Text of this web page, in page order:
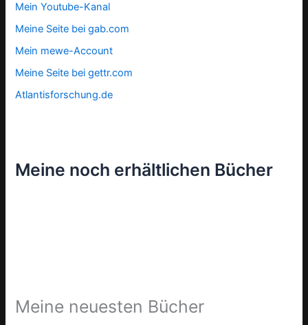
Mein Youtube-Kanal
Meine Seite bei gab.com
Mein mewe-Account
Meine Seite bei gettr.com
Atlantisforschung.de
Meine noch erhältlichen Bücher
Meine neuesten Bücher